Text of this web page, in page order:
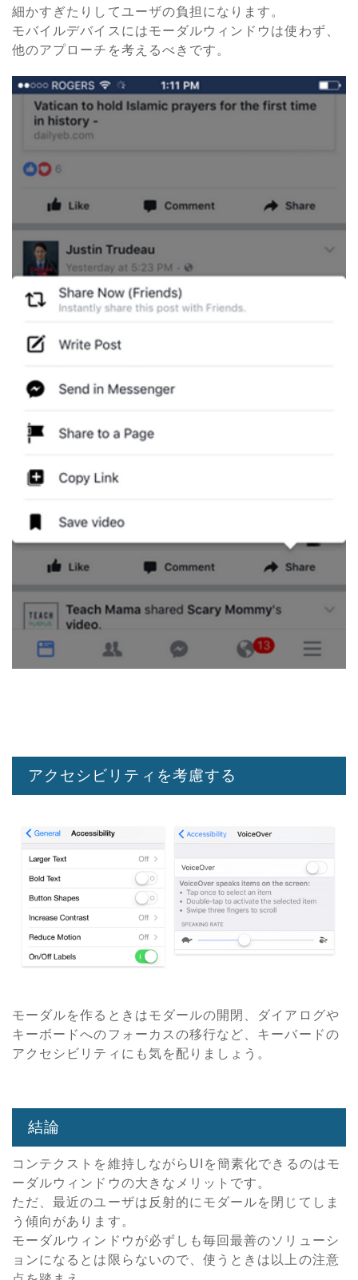
細かすぎたりしてユーザの負担になります。
モバイルデバイスにはモーダルウィンドウは使わず、
他のアプローチを考えるべきです。
アクセシビリティを考慮する
モーダルを作るときはモダールの開閉、ダイアログや
キーボードへのフォーカスの移行など、キーバードの
アクセシビリティにも気を配りましょう。
結論
コンテクストを維持しながらUIを簡素化できるのはモ
ーダルウィンドウの大きなメリットです。
ただ、最近のユーザは反射的にモダールを閉じてしま
う傾向があります。
モーダルウィンドウが必ずしも毎回最善のソリューシ
ョンになるとは限らないので、使うときは以上の注意